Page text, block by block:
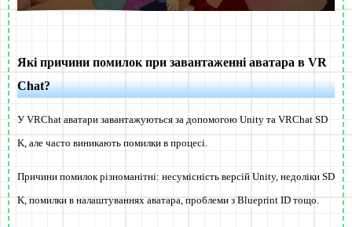
Які причини помилок при завантаженні аватара в VR
Chat?
У VRChat аватари завантажуються за допомогою Unity та VRChat SD
K, але часто виникають помилки в процесі.
Причини помилок різноманітні: несумісність версій Unity, недоліки SD
K, помилки в налаштуваннях аватара, проблеми з Blueprint ID тощо.